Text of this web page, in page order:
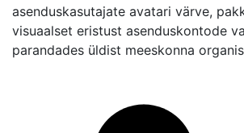
asenduskasutajate avatari värve,
visuaalset eristust asenduskontode
parandades üldist meeskonna